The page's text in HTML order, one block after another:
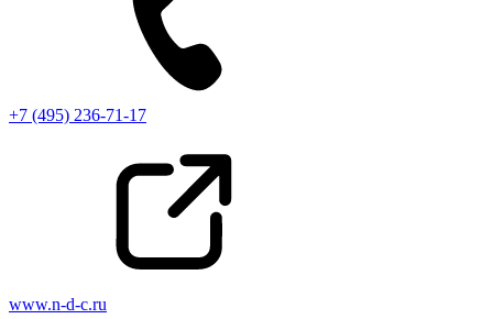
+7 (495) 236-71-17
www.n-d-c.ru